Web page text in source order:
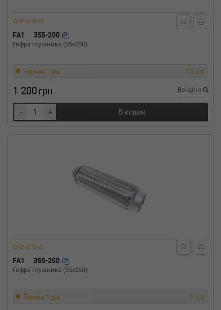
FA1 355-200
Гофра глушника (55x200)
Термін 1 дн. 13 шт.
1 200 грн Всі ціни
- + В кошик
FA1 355-250
Гофра глушника (55x250)
Термін 1 дн. 1 шт.